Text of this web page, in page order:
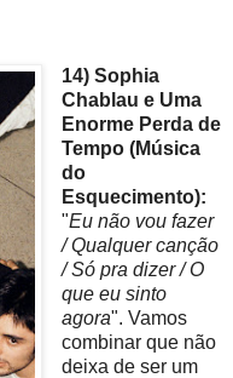
14) Sophia
Chablau e Uma
Enorme Perda de
Tempo (Música
do
Esquecimento):
"Eu não vou fazer
/ Qualquer canção
/ Só pra dizer / O
que eu sinto
agora". Vamos
combinar que não
deixa de ser um